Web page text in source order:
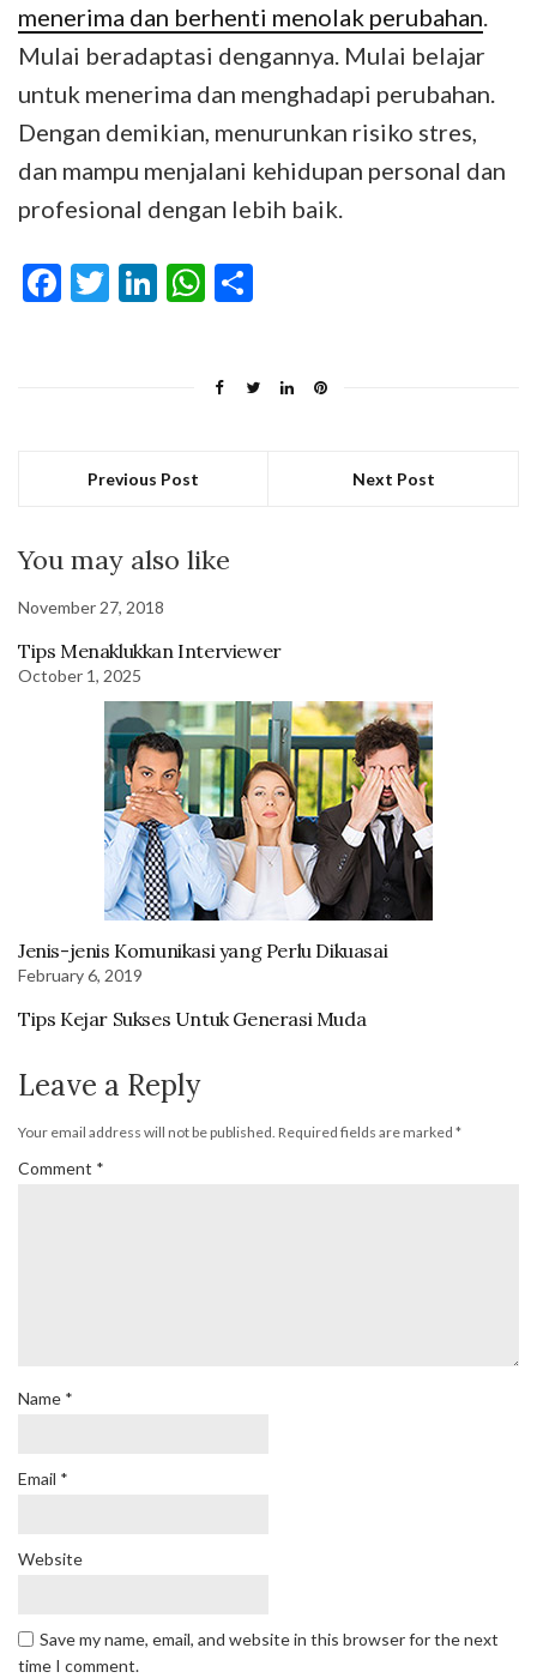
menerima dan berhenti menolak perubahan.
Mulai beradaptasi dengannya. Mulai belajar
untuk menerima dan menghadapi perubahan.
Dengan demikian, menurunkan risiko stres,
dan mampu menjalani kehidupan personal dan
profesional dengan lebih baik.
Facebook
Twitter
LinkedIn
WhatsApp
Previous Post Next Post
You may also like
November 27, 2018
Tips Menaklukkan Interviewer
October 1, 2025
Jenis-jenis Komunikasi yang Perlu Dikuasai
February 6, 2019
Tips Kejar Sukses Untuk Generasi Muda
Leave a Reply
Your email address will not be published. Required fields are marked *
Comment *
Name *
Email *
Website
Save my name, email, and website in this browser for the next
time I comment.